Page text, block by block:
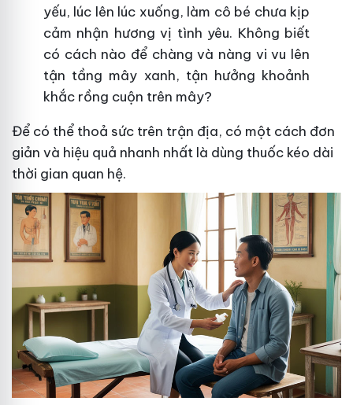
yếu, lúc lên lúc xuống, làm cô bé chưa kịp
cảm nhận hương vị tình yêu. Không biết
có cách nào để chàng và nàng vi vu lên
tận tầng mây xanh, tận hưởng khoảnh
khắc rồng cuộn trên mây?
Để có thể thoả sức trên trận địa, có một cách đơn
giản và hiệu quả nhanh nhất là dùng thuốc kéo dài
thời gian quan hệ.